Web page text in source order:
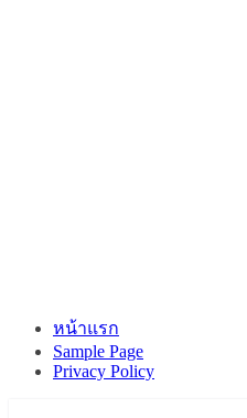
หน้าแรก
Sample Page
Privacy Policy